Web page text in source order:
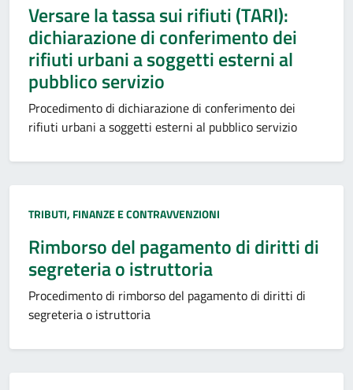
Versare la tassa sui rifiuti (TARI):
dichiarazione di conferimento dei
rifiuti urbani a soggetti esterni al
pubblico servizio
Procedimento di dichiarazione di conferimento dei
rifiuti urbani a soggetti esterni al pubblico servizio
Categoria:
TRIBUTI, FINANZE E CONTRAVVENZIONI
Rimborso del pagamento di diritti di
segreteria o istruttoria
Procedimento di rimborso del pagamento di diritti di
segreteria o istruttoria